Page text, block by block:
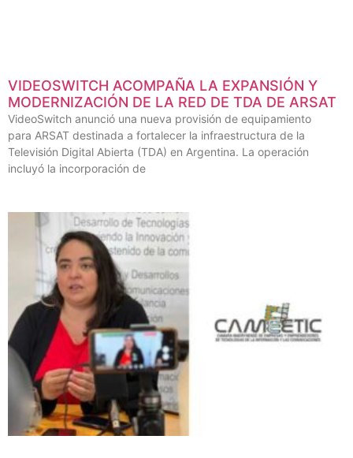
VIDEOSWITCH ACOMPAÑA LA EXPANSIÓN Y
MODERNIZACIÓN DE LA RED DE TDA DE ARSAT
VideoSwitch anunció una nueva provisión de equipamiento
para ARSAT destinada a fortalecer la infraestructura de la
Televisión Digital Abierta (TDA) en Argentina. La operación
incluyó la incorporación de